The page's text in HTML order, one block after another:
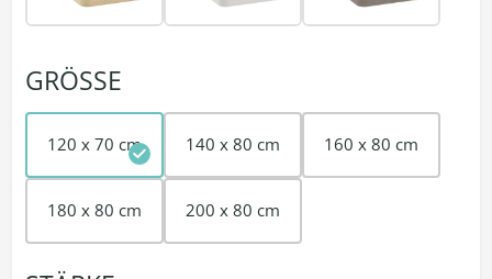
GRÖSSE
120 x 70 cm 140 x 80 cm 160 x 80 cm
180 x 80 cm 200 x 80 cm